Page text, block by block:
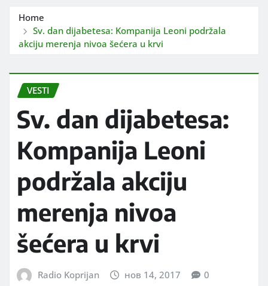
Home
Sv. dan dijabetesa: Kompanija Leoni podržala
akciju merenja nivoa šećera u krvi
VESTI
Sv. dan dijabetesa:
Kompanija Leoni
podržala akciju
merenja nivoa
šećera u krvi
Radio Koprijan нов 14, 2017 0